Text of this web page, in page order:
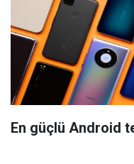
En güçlü Android